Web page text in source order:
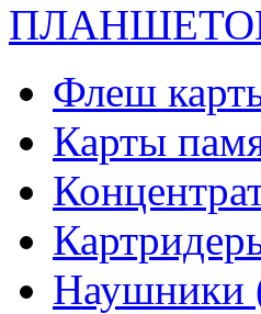
Флеш
Карты
Наушники